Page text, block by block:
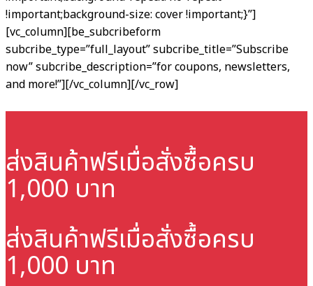
!important;background-size: cover !important;}”]
[vc_column][be_subcribeform
subcribe_type=”full_layout” subcribe_title=”Subscribe
now” subcribe_description=”for coupons, newsletters,
and more!”][/vc_column][/vc_row]
ส่งสินค้าฟรีเมื่อสั่งซื้อครบ
1,000 บาท
ส่งสินค้าฟรีเมื่อสั่งซื้อครบ
1,000 บาท